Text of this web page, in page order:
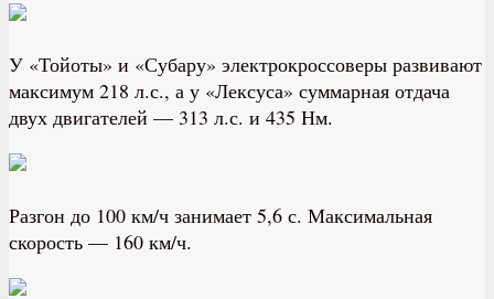
У «Тойоты» и «Субару» электрокроссоверы развивают
максимум 218 л.с., а у «Лексуса» суммарная отдача
двух двигателей — 313 л.с. и 435 Нм.
Разгон до 100 км/ч занимает 5,6 с. Максимальная
скорость — 160 км/ч.